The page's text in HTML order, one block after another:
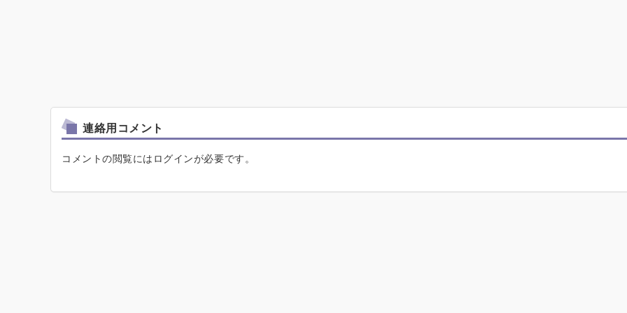
連絡用コメント
コメントの閲覧にはログインが必要です。